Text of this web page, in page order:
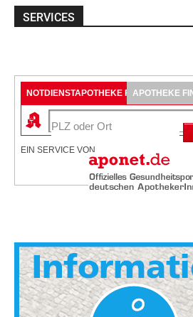
SERVICES
NOTDIENSTAPOTHEKE FINDENAPOTHEKE
EIN SERVICE VON